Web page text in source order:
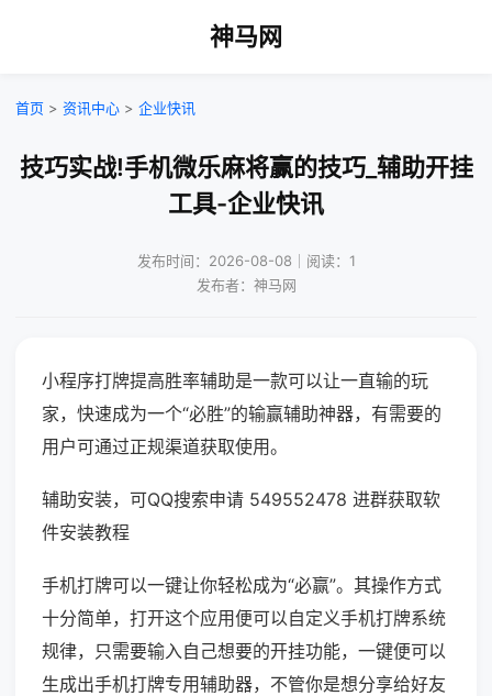
神马网
首页 > 资讯中心 > 企业快讯
技巧实战!手机微乐麻将赢的技巧_辅助开挂
工具-企业快讯
发布时间：2026-08-08｜阅读：1
发布者：神马网
小程序打牌提高胜率辅助是一款可以让一直输的玩
家，快速成为一个“必胜”的输赢辅助神器，有需要的
用户可通过正规渠道获取使用。
辅助安装，可QQ搜索申请 549552478 进群获取软
件安装教程
手机打牌可以一键让你轻松成为“必赢”。其操作方式
十分简单，打开这个应用便可以自定义手机打牌系统
规律，只需要输入自己想要的开挂功能，一键便可以
生成出手机打牌专用辅助器，不管你是想分享给好友